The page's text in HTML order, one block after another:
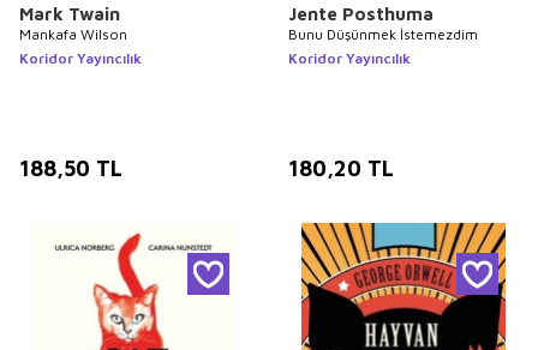
Mark Twain
Mankafa Wilson
Koridor Yayıncılık
188,50 TL
Jente Posthuma
Bunu Düşünmek İstemezdim
Koridor Yayıncılık
180,20 TL